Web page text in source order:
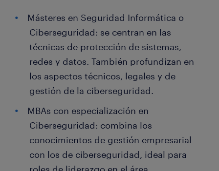
Másteres en Seguridad Informática o
Ciberseguridad: se centran en las
técnicas de protección de sistemas,
redes y datos. También profundizan en
los aspectos técnicos, legales y de
gestión de la ciberseguridad.
MBAs con especialización en
Ciberseguridad: combina los
conocimientos de gestión empresarial
con los de ciberseguridad, ideal para